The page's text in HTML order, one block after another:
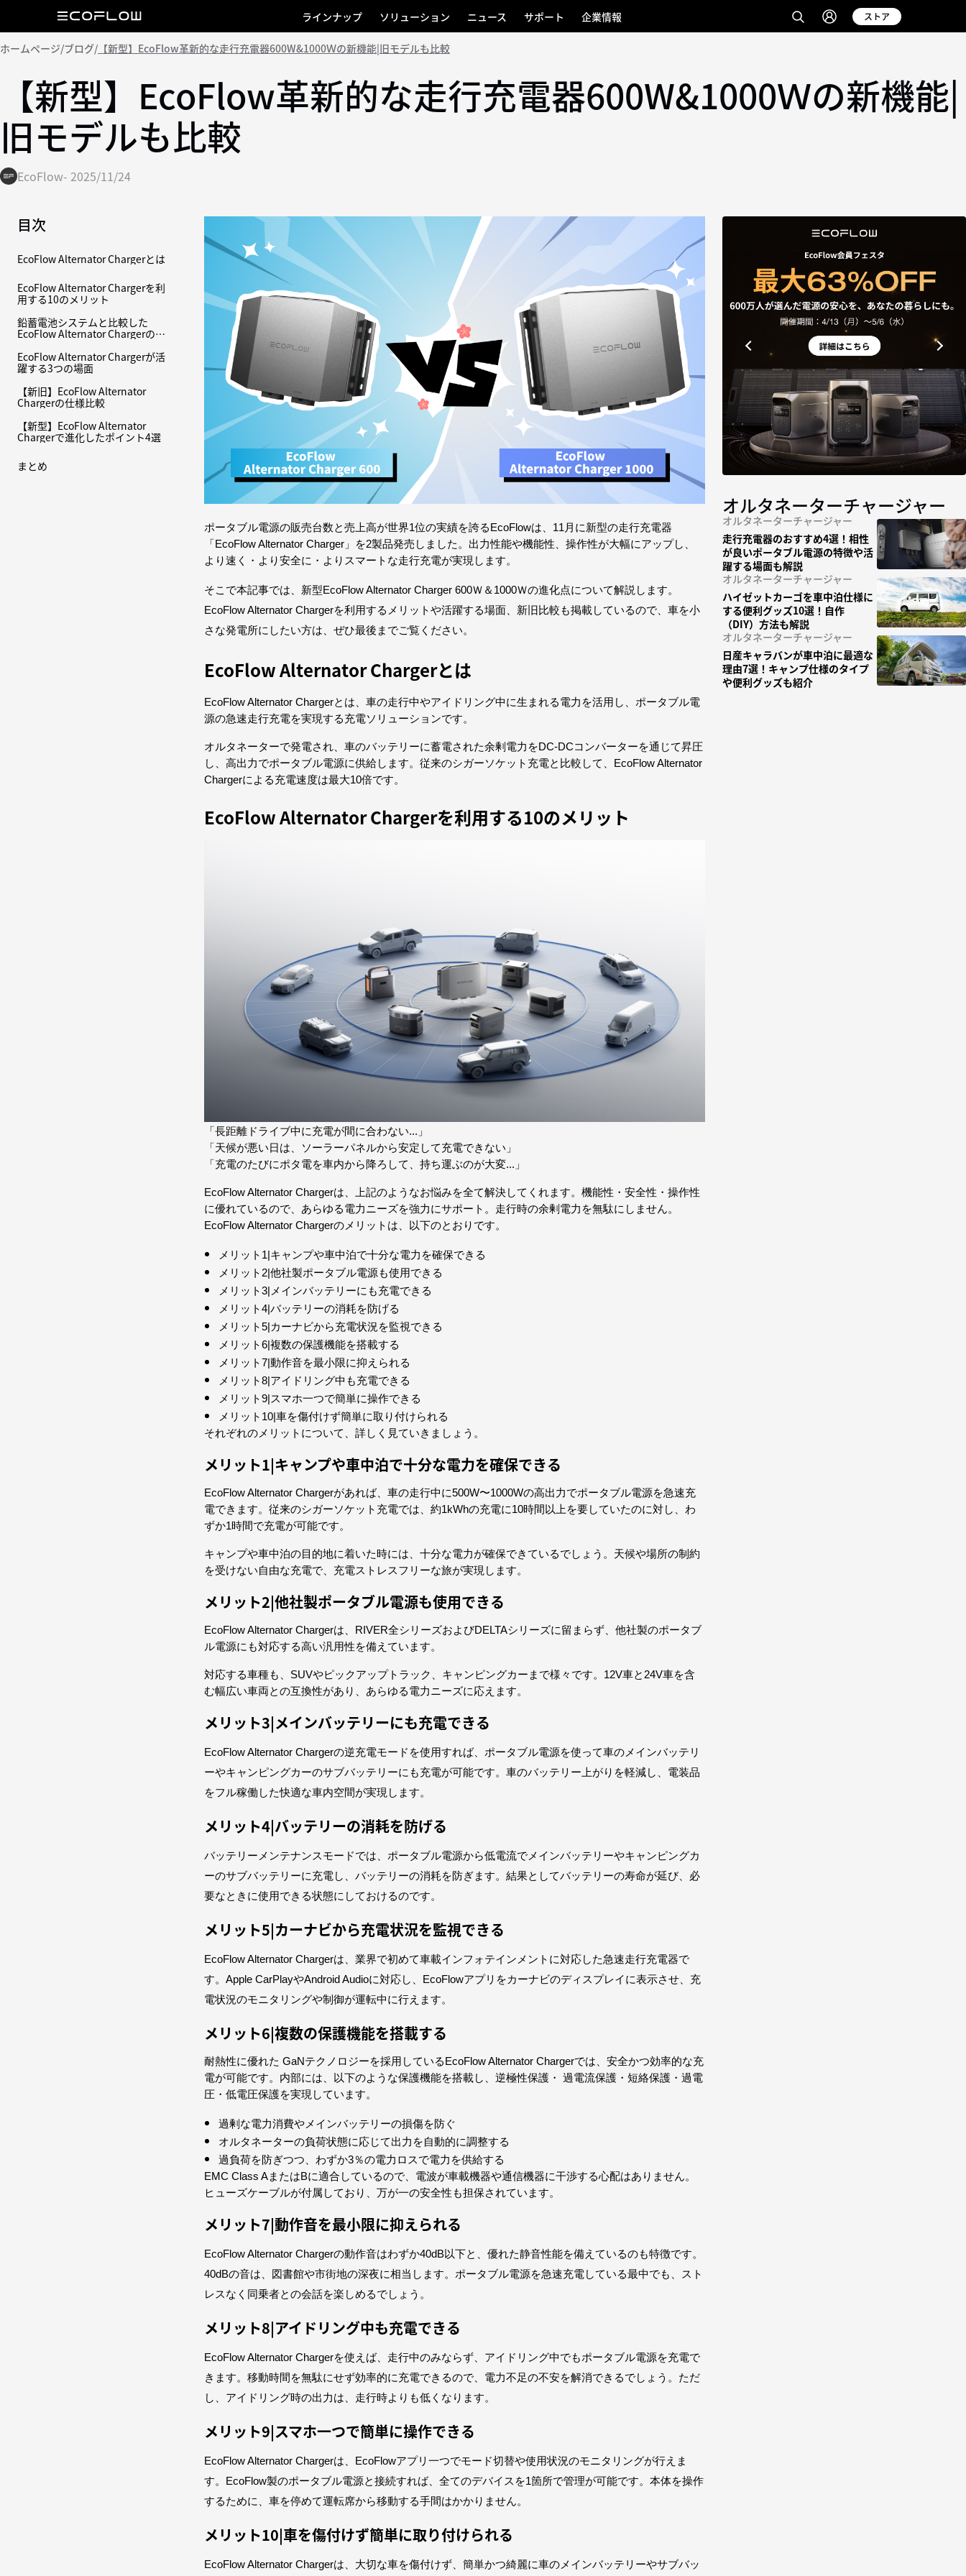
ラインナップ ソリューション ニュース サポート 企業情報 ストア
ホームページ/ブログ/ 【新型】EcoFlow革新的な走行充電器600W&1000Ｗの新機能|旧モデルも比較
【新型】EcoFlow革新的な走行充電器600W&1000Ｗの新機能|
旧モデルも比較
EcoFlow- 2025/11/24
目次
EcoFlow Alternator Chargerとは
EcoFlow Alternator Chargerを利
用する10のメリット
鉛蓄電池システムと比較した
EcoFlow Alternator Chargerのメ
EcoFlow Alternator Chargerが活
躍する3つの場面
【新旧】EcoFlow Alternator
Chargerの仕様比較
【新型】EcoFlow Alternator
Chargerで進化したポイント4選
まとめ
ポータブル電源の販売台数と売上高が世界1位の実績を誇るEcoFlowは、11月に新型の走行充電器
「EcoFlow Alternator Charger」を2製品発売しました。出力性能や機能性、操作性が大幅にアップし、
より速く・より安全に・よりスマートな走行充電が実現します。
そこで本記事では、新型EcoFlow Alternator Charger 600Ｗ＆1000Ｗの進化点について解説します。
EcoFlow Alternator Chargerを利用するメリットや活躍する場面、新旧比較も掲載しているので、車を小
さな発電所にしたい方は、ぜひ最後までご覧ください。
EcoFlow Alternator Chargerとは
EcoFlow Alternator Chargerとは、車の走行中やアイドリング中に生まれる電力を活用し、ポータブル電
源の急速走行充電を実現する充電ソリューションです。
オルタネーターで発電され、車のバッテリーに蓄電された余剰電力をDC-DCコンバーターを通じて昇圧
し、高出力でポータブル電源に供給します。従来のシガーソケット充電と比較して、EcoFlow Alternator
Chargerによる充電速度は最大10倍です。
EcoFlow Alternator Chargerを利用する10のメリット
「長距離ドライブ中に充電が間に合わない...」
「天候が悪い日は、ソーラーパネルから安定して充電できない」
「充電のたびにポタ電を車内から降ろして、持ち運ぶのが大変...」
EcoFlow Alternator Chargerは、上記のようなお悩みを全て解決してくれます。機能性・安全性・操作性
に優れているので、あらゆる電力ニーズを強力にサポート。走行時の余剰電力を無駄にしません。
EcoFlow Alternator Chargerのメリットは、以下のとおりです。
メリット1|キャンプや車中泊で十分な電力を確保できる
メリット2|他社製ポータブル電源も使用できる
メリット3|メインバッテリーにも充電できる
メリット4|バッテリーの消耗を防げる
メリット5|カーナビから充電状況を監視できる
メリット6|複数の保護機能を搭載する
メリット7|動作音を最小限に抑えられる
メリット8|アイドリング中も充電できる
メリット9|スマホ一つで簡単に操作できる
メリット10|車を傷付けず簡単に取り付けられる
それぞれのメリットについて、詳しく見ていきましょう。
メリット1|キャンプや車中泊で十分な電力を確保できる
EcoFlow Alternator Chargerがあれば、車の走行中に500W〜1000Wの高出力でポータブル電源を急速充
電できます。従来のシガーソケット充電では、約1kWhの充電に10時間以上を要していたのに対し、わ
ずか1時間で充電が可能です。
キャンプや車中泊の目的地に着いた時には、十分な電力が確保できているでしょう。天候や場所の制約
を受けない自由な充電で、充電ストレスフリーな旅が実現します。
メリット2|他社製ポータブル電源も使用できる
EcoFlow Alternator Chargerは、RIVER全シリーズおよびDELTAシリーズに留まらず、他社製のポータブ
ル電源にも対応する高い汎用性を備えています。
対応する車種も、SUVやピックアップトラック、キャンピングカーまで様々です。12V車と24V車を含
む幅広い車両との互換性があり、あらゆる電力ニーズに応えます。
メリット3|メインバッテリーにも充電できる
EcoFlow Alternator Chargerの逆充電モードを使用すれば、ポータブル電源を使って車のメインバッテリ
ーやキャンピングカーのサブバッテリーにも充電が可能です。車のバッテリー上がりを軽減し、電装品
をフル稼働した快適な車内空間が実現します。
メリット4|バッテリーの消耗を防げる
バッテリーメンテナンスモードでは、ポータブル電源から低電流でメインバッテリーやキャンピングカ
ーのサブバッテリーに充電し、バッテリーの消耗を防ぎます。結果としてバッテリーの寿命が延び、必
要なときに使用できる状態にしておけるのです。
メリット5|カーナビから充電状況を監視できる
EcoFlow Alternator Chargerは、業界で初めて車載インフォテインメントに対応した急速走行充電器で
す。Apple CarPlayやAndroid Audioに対応し、EcoFlowアプリをカーナビのディスプレイに表示させ、充
電状況のモニタリングや制御が運転中に行えます。
メリット6|複数の保護機能を搭載する
耐熱性に優れた GaNテクノロジーを採用しているEcoFlow Alternator Chargerでは、安全かつ効率的な充
電が可能です。内部には、以下のような保護機能を搭載し、逆極性保護・
過電流保護・短絡保護・過電
圧・低電圧保護を実現しています。
過剰な電力消費やメインバッテリーの損傷を防ぐ
オルタネーターの負荷状態に応じて出力を自動的に調整する
過負荷を防ぎつつ、わずか3％の電力ロスで電力を供給する
EMC Class AまたはBに適合しているので、電波が車載機器や通信機器に干渉する心配はありません。
ヒューズケーブルが付属しており、万が一の安全性も担保されています。
メリット7|動作音を最小限に抑えられる
EcoFlow Alternator Chargerの動作音はわずか40dB以下と、優れた静音性能を備えているのも特徴です。
40dBの音は、図書館や市街地の深夜に相当します。ポータブル電源を急速充電している最中でも、スト
レスなく同乗者との会話を楽しめるでしょう。
メリット8|アイドリング中も充電できる
EcoFlow Alternator Chargerを使えば、走行中のみならず、アイドリング中でもポータブル電源を充電で
きます。移動時間を無駄にせず効率的に充電できるので、電力不足の不安を解消できるでしょう。ただ
し、アイドリング時の出力は、走行時よりも低くなります。
メリット9|スマホ一つで簡単に操作できる
EcoFlow Alternator Chargerは、EcoFlowアプリ一つでモード切替や使用状況のモニタリングが行えま
す。EcoFlow製のポータブル電源と接続すれば、全てのデバイスを1箇所で管理が可能です。本体を操作
するために、車を停めて運転席から移動する手間はかかりません。
メリット10|車を傷付けず簡単に取り付けられる
EcoFlow Alternator Chargerは、大切な車を傷付けず、簡単かつ綺麗に車のメインバッテリーやサブバッ
オルタネーターチャージャー
オルタネーターチャージャー
走行充電器のおすすめ4選！相性
が良いポータブル電源の特徴や活
躍する場面も解説
オルタネーターチャージャー
ハイゼットカーゴを車中泊仕様に
する便利グッズ10選！自作
（DIY）方法も解説
オルタネーターチャージャー
日産キャラバンが車中泊に最適な
理由7選！キャンプ仕様のタイプ
や便利グッズも紹介